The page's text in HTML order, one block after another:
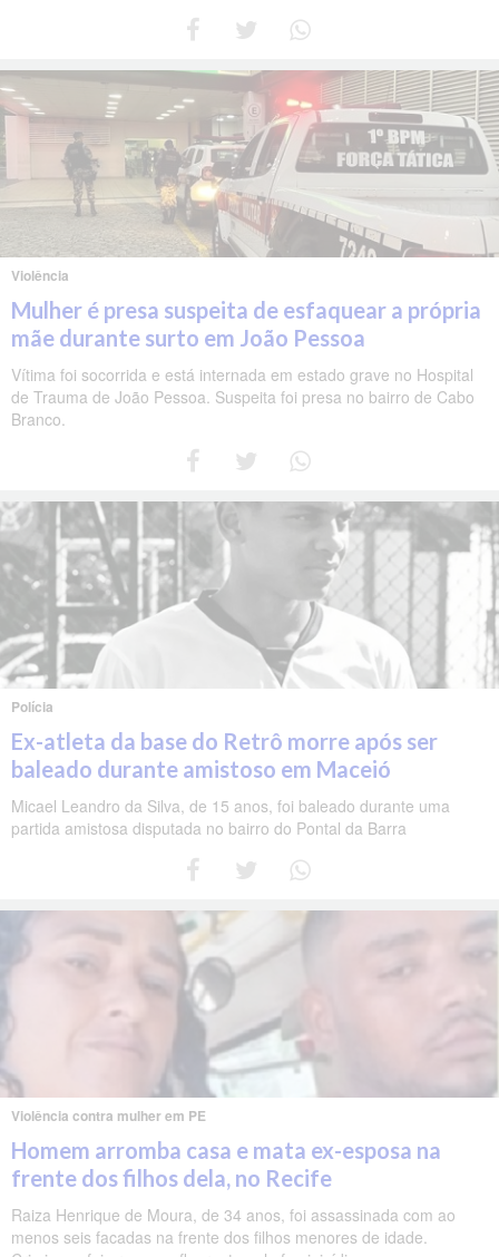
Violência
Mulher é presa suspeita de esfaquear a própria
mãe durante surto em João Pessoa
Vítima foi socorrida e está internada em estado grave no Hospital
de Trauma de João Pessoa. Suspeita foi presa no bairro de Cabo
Branco.
Polícia
Ex-atleta da base do Retrô morre após ser
baleado durante amistoso em Maceió
Micael Leandro da Silva, de 15 anos, foi baleado durante uma
partida amistosa disputada no bairro do Pontal da Barra
Violência contra mulher em PE
Homem arromba casa e mata ex-esposa na
frente dos filhos dela, no Recife
Raiza Henrique de Moura, de 34 anos, foi assassinada com ao
menos seis facadas na frente dos filhos menores de idade.